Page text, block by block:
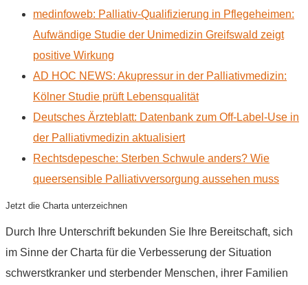
medinfoweb: Palliativ-Qualifizierung in Pflegeheimen:
Aufwändige Studie der Unimedizin Greifswald zeigt
positive Wirkung
AD HOC NEWS: Akupressur in der Palliativmedizin:
Kölner Studie prüft Lebensqualität
Deutsches Ärzteblatt: Datenbank zum Off-Label-Use in
der Palliativmedizin aktualisiert
Rechtsdepesche: Sterben Schwule anders? Wie
queersensible Palliativversorgung aussehen muss
Jetzt die Charta unterzeichnen
Durch Ihre Unterschrift bekunden Sie Ihre Bereitschaft, sich
im Sinne der Charta für die Verbesserung der Situation
schwerstkranker und sterbender Menschen, ihrer Familien